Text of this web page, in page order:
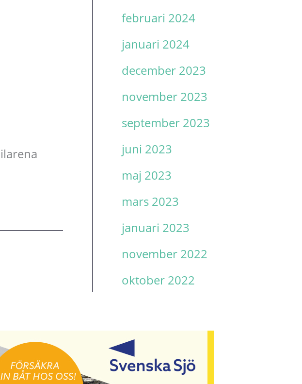
februari 2024
januari 2024
december 2023
november 2023
september 2023
juni 2023
maj 2023
mars 2023
januari 2023
november 2022
oktober 2022